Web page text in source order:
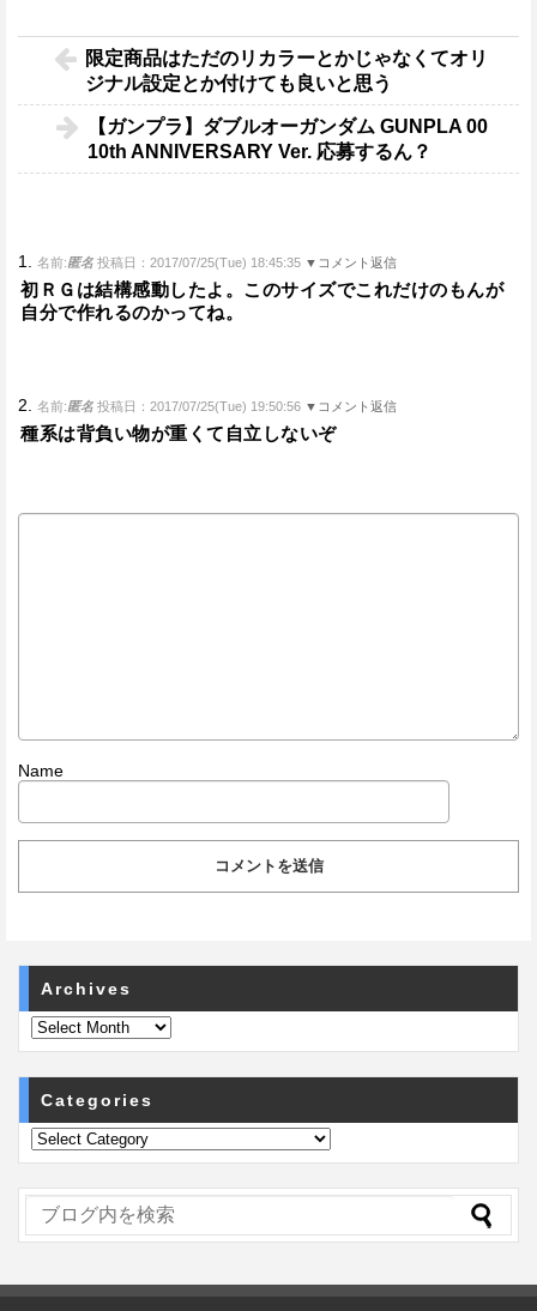
限定商品はただのリカラーとかじゃなくてオリ
ジナル設定とか付けても良いと思う
【ガンプラ】ダブルオーガンダム GUNPLA 00
10th ANNIVERSARY Ver. 応募するん？
1. 名前:匿名 投稿日：2017/07/25(Tue) 18:45:35 ▼コメント返信
初ＲＧは結構感動したよ。このサイズでこれだけのもんが
自分で作れるのかってね。
2. 名前:匿名 投稿日：2017/07/25(Tue) 19:50:56 ▼コメント返信
種系は背負い物が重くて自立しないぞ
Name
Archives
Categories